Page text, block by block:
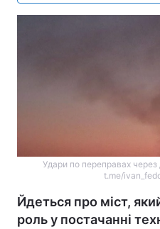
Удари по переправах
t.me/
Йдеться про міст,
роль у постачанні